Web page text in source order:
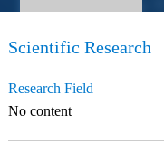
Scientific Research
Research Field
No content